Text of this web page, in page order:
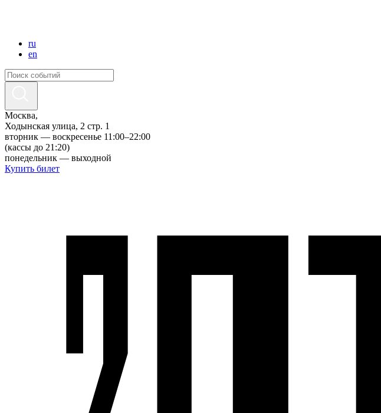
ru
en
Москва,
Ходынская улица, 2 стр. 1
вторник — воскресенье 11:00–22:00
(кассы до 21:20)
понедельник — выходной
Купить билет